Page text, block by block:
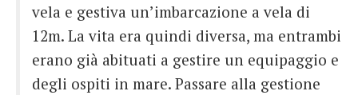
vela e gestiva un’imbarcazione a vela di
12m. La vita era quindi diversa, ma entrambi
erano già abituati a gestire un equipaggio e
degli ospiti in mare. Passare alla gestione